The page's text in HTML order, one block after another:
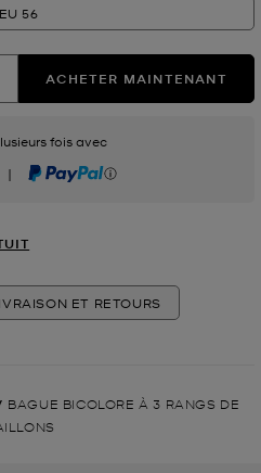
EU 56
ACHETER MAINTENANT
fois avec
| PayPal
ET RETOURS
BAGUE BICOLORE À 3 RANGS DE